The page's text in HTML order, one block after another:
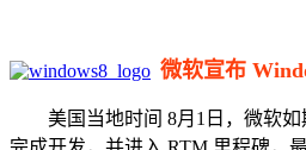
微软宣布
美国当地时间 8月1日，微软如